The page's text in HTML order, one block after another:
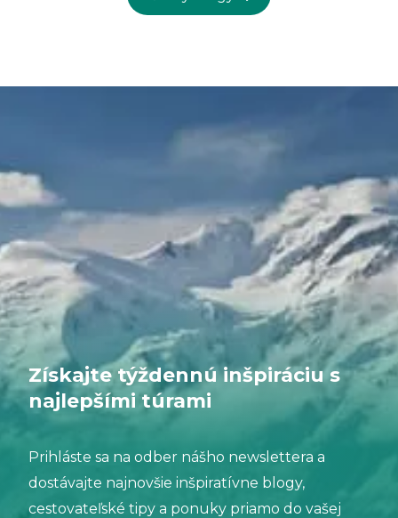
tu nie je len o vzdialenosti alebo nadmorskej
chutí lepšie, než by malo. Keď už nemáte váhu na
Získajte týždennú inšpiráciu s
najlepšími túrami
Prihláste sa na odber nášho newslettera a
dostávajte najnovšie inšpiratívne blogy,
cestovateľské tipy a ponuky priamo do vašej